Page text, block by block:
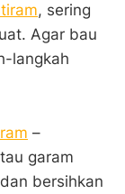
, sering
Agar bau
langkah
–
garam
bersihkan